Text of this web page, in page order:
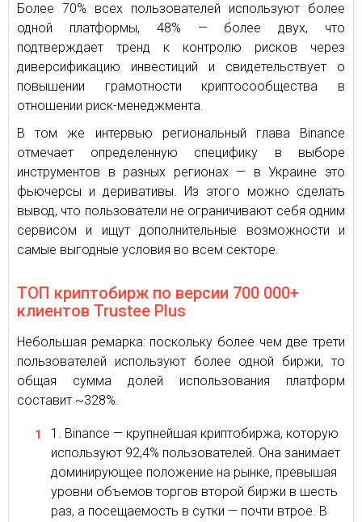
Более 70% всех пользователей используют более
одной платформы, 48% — более двух, что
подтверждает тренд к контролю рисков через
диверсификацию инвестиций и свидетельствует о
повышении грамотности криптосообщества в
отношении риск-менеджмента.
В том же интервью региональный глава Binance
отмечает определенную специфику в выборе
инструментов в разных регионах — в Украине это
фьючерсы и деривативы. Из этого можно сделать
вывод, что пользователи не ограничивают себя одним
сервисом и ищут дополнительные возможности и
самые выгодные условия во всем секторе.
ТОП криптобирж по версии 700 000+
клиентов Trustee Plus
Небольшая ремарка: поскольку более чем две трети
пользователей используют более одной биржи, то
общая сумма долей использования платформ
составит ~328%.
Binance — крупнейшая криптобиржа, которую
используют 92,4% пользователей. Она занимает
доминирующее положение на рынке, превышая
уровни объемов торгов второй биржи в шесть
раз, а посещаемость в сутки — почти втрое. В